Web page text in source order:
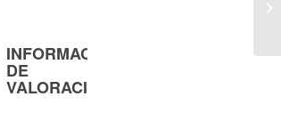
INFORMACIÓN
DE
VALORACIONES